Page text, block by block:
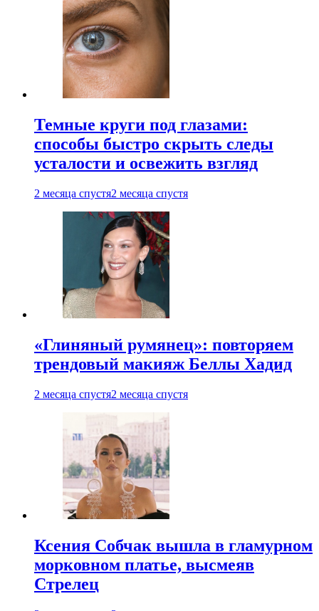
Темные круги под глазами:
способы быстро скрыть следы
усталости и освежить взгляд
2 месяца спустя2 месяца спустя
«Глиняный румянец»: повторяем
трендовый макияж Беллы Хадид
2 месяца спустя2 месяца спустя
Ксения Собчак вышла в гламурном
морковном платье, высмеяв
Стрелец